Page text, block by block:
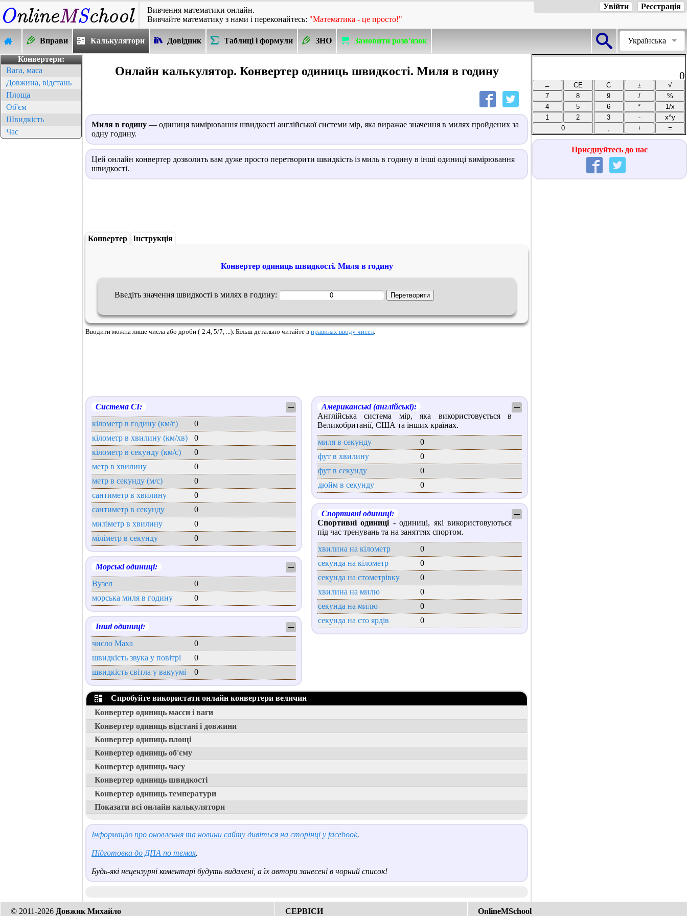
Вивчення математики онлайн.
Вивчайте математику з нами і переконайтесь: "Математика - це просто!"
Реєстрація
Увійти
Українська
Вправи Калькулятори Довідник Таблиці і формули ЗНО Замовити розв'язок
Конвертери:
Вага, маса
Довжина, відстань
Площа
Об'єм
Швидкість
Час
Онлайн калькулятор. Конвертер одиниць швидкості. Миля в годину
Миля в годину — одиниця вимірювання швидкості англійської системи мір, яка виражае значення в милях пройдених за
одну годину.
Цей онлайн конвертер дозволить вам дуже просто перетворити швидкість із миль в годину в інші одиниці вимірювання
швидкості.
Конвертер Інструкція
Конвертер одиниць швидкості. Миля в годину
Введіть значення швидкості в милях в годину:
Вводити можна лише числа або дроби (-2.4, 5/7, ...). Більш детально читайте в правилах вводу чисел
Система СІ:
─
кілометр в годину (км/г)
0
кілометр в хвилину (км/хв)
0
кілометр в секунду (км/с)
0
метр в хвилину
0
метр в секунду (м/с)
0
сантиметр в хвилину
0
сантиметр в секунду
0
миліметр в хвилину
0
міліметр в секунду
0
Морські одиниці:
─
Вузел
0
морська миля в годину
0
Інші одиниці:
─
число Маха
0
швидкість звука у повітрі
0
швидкість світла у вакуумі
0
Американські (англійські):
─
Англійська система мір, яка використовується в
Великобританії, США та інших країнах.
миля в секунду
0
фут в хвилину
0
фут в секунду
0
дюйм в секунду
0
Спортивні одиниці:
─
Спортивні одиниці - одиниці, які використовуються
під час тренувань та на заняттях спортом.
хвилина на кілометр
0
секунда на кілометр
0
секунда на стометрівку
0
хвилина на милю
0
секунда на милю
0
секунда на сто ярдів
0
Спробуйте використати онлайн конвертери величин
Конвертер одиниць масси і ваги
Конвертер одиниць відстані і довжини
Конвертер одиниць площі
Конвертер одиниць об'єму
Конвертер одиниць часу
Конвертер одиниць швидкості
Конвертер одиниць температури
Показати всі онлайн калькулятори
Інформацію про оновлення та новини сайту дивіться на сторінці у facebook.
Підготовка до ДПА по темах.
Будь-які нецензурні коментарі будуть видалені, а їх автори занесені в чорний список!
0
Приєднуйтесь до нас
© 2011-2026 Довжик Михайло СЕРВІСИ OnlineMSchool